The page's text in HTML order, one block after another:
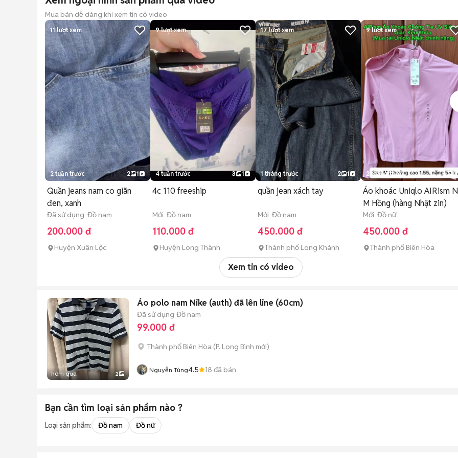
Mua bán dễ dàng khi xem tin có video
11lượt xem
2 tuần trước 2 1
Quần jeans nam co giãn
đen, xanh
Đã sử dụng Đồ nam
200.000 đ
Huyện Xuân Lộc
9lượt xem
4 tuần trước 3 1
4c 110 freeship
Mới Đồ nam
110.000 đ
Huyện Long Thành
17lượt xem
1 tháng trước 2 1
quần jean xách tay
Mới Đồ nam
450.000 đ
Thành phố Long Khánh
9lượt xem
2 tháng trước 6 1
Áo khoác Uniqlo AIRism
M Hồng (hàng Nhật zin)
Mới Đồ nữ
450.000 đ
Thành phố Biên Hòa
Xem tin có video
hôm qua 2
Áo polo nam Nike (auth) đã lên line (60cm)
Đã sử dụng Đồ nam
99.000 đ
Thành phố Biên Hòa (P. Long Bình mới)
Nguyễn Tùng4.5 18 đã bán
Bạn cần tìm loại sản phẩm nào ?
Loại sản phẩm: Đồ nam Đồ nữ